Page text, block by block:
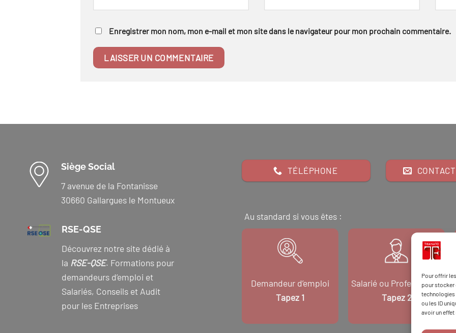
Pour offrir
pour stocker
technologies
ou les ID
avoir un
Enregistrer mon nom, mon e-mail et mon site dans le navigateur pour mon prochain commentaire.
Siège Social
7 avenue de la Fontanisse
30660 Gallargues le Montueux
RSE-QSE
Découvrez notre site dédié à
la RSE-QSE. Formations pour
demandeurs d’emploi et
Salariés, Conseils et Audit
pour les Entreprises
TÉLÉPHONE
Au standard si vous êtes :
Demandeur d’emploi
Tapez 1
Salarié ou Professionnel
Tapez 2